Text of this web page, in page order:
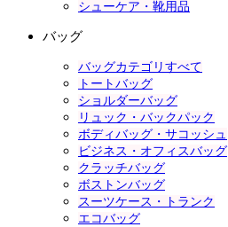
シューケア・靴用品
バッグ
バッグカテゴリすべて
トートバッグ
ショルダーバッグ
リュック・バックパック
ボディバッグ・サコッシュ
ビジネス・オフィスバッグ
クラッチバッグ
ボストンバッグ
スーツケース・トランク
エコバッグ